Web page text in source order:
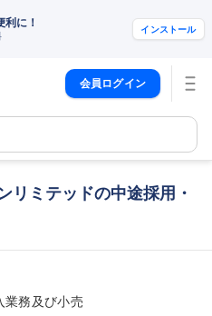
に！ インストール
会員ログイン
リミテッドの中途採用・
業務及び小売